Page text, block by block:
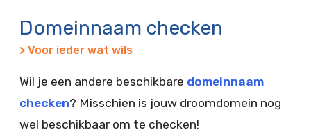
Domeinnaam checken
> Voor ieder wat wils
Wil je een andere beschikbare domeinnaam
checken? Misschien is jouw droomdomein nog
wel beschikbaar om te checken!